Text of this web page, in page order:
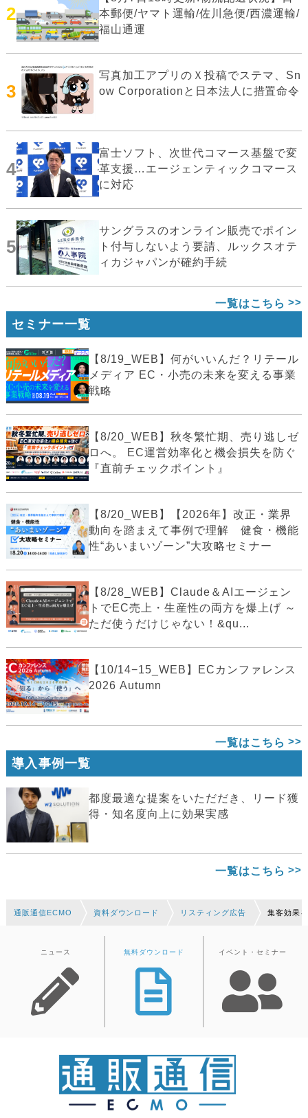
2
本郵便/ヤマト運輸/佐川急便/西濃運輸/
福山通運
3
写真加工アプリのＸ投稿でステマ、Sn
ow Corporationと日本法人に措置命令
4
富士ソフト、次世代コマース基盤で変
革支援…エージェンティックコマース
に対応
5
サングラスのオンライン販売でポイン
ト付与しないよう要請、ルックスオテ
ィカジャパンが確約手続
一覧はこちら
セミナー一覧
【8/19_WEB】何がいいんだ？リテール
メディア EC・小売の未来を変える事業
戦略
【8/20_WEB】秋冬繁忙期、売り逃しゼ
ロへ。 EC運営効率化と機会損失を防ぐ
『直前チェックポイント』
【8/20_WEB】【2026年】改正・業界
動向を踏まえて事例で理解 健食・機能
性“あいまいゾーン”大攻略セミナー
【8/28_WEB】Claude＆AIエージェン
トでEC売上・生産性の両方を爆上げ ～
ただ使うだけじゃない！&qu...
【10/14−15_WEB】ECカンファレンス
2026 Autumn
一覧はこちら
導入事例一覧
都度最適な提案をいただだき、リード獲
得・知名度向上に効果実感
一覧はこちら
通販通信ECMO 資料ダウンロード リスティング広告 集客効果
ニュース 無料ダウンロード イベント・セミナー